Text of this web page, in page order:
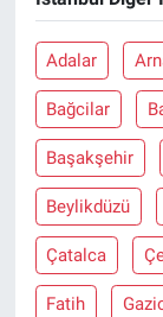
Adalar
Bağcilar
Başakşehir
Beylikdüzü
Çatalca
Fatih